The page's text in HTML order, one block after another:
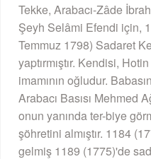
Tekke, Arabacı-Zâde
Şeyh Selâmi Efendi için,
Temmuz 1798) Sadaret
yaptırmıştır. Kendisi,
imamının oğludur.
Arabacı Basısı Mehmed
onun yanında ter-biye
şöhretini almıştır. 1184
gelmiş 1189 (1775)'de